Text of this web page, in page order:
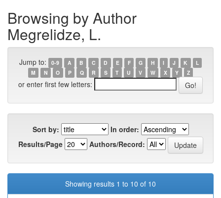
Browsing by Author
Megrelidze, L.
Jump to: 0-9 A B C D E F G H I J K
L
M
N O P Q R S T U V W X Y Z
or enter first few letters:
Sort by:
In order:
Results/Page
Authors/Record:
Showing results 1 to 10 of 10